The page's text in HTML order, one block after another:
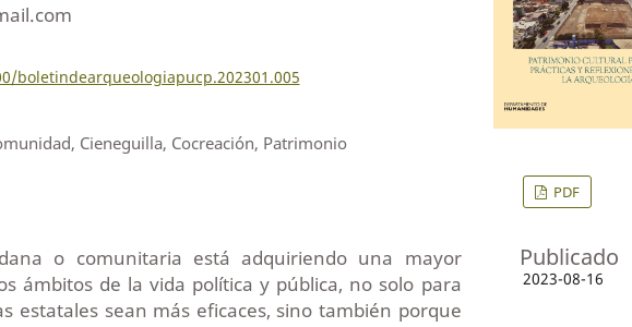
boletindearqueologiapucp.202301.005
Cieneguilla, Cocreación, Patrimonio
o comunitaria está adquiriendo una mayor
ámbitos de la vida política y pública, no solo para
estatales sean más eficaces, sino también porque
PDF
Publicado
2023-08-16